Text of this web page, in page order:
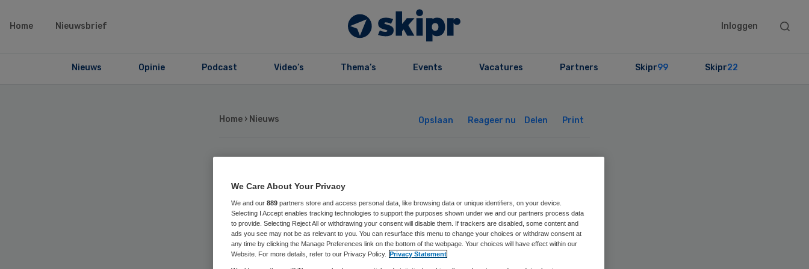
Home Nieuwsbrief Inloggen
Search
Nieuws Opinie Podcast Video’s Thema’s Events Vacatures Partners Skipr99 Skipr22
Home › Nieuws Opslaan Reageer nu Delen Print
Hartstichting steekt 7
miljoen in onderzoek
We Care About Your Privacy
We and our 889 partners store and access personal data, like browsing data or unique identifiers, on your device.
Selecting I Accept enables tracking technologies to support the purposes shown under we and our partners process data
to provide. Selecting Reject All or withdrawing your consent will disable them. If trackers are disabled, some content and
ads you see may not be as relevant to you. You can resurface this menu to change your choices or withdraw consent at
any time by clicking the Manage Preferences link on the bottom of the webpage. Your choices will have effect within our
Website. For more details, refer to our Privacy Policy.
Privacy Statement